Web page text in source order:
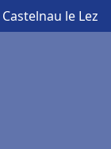
le Lez